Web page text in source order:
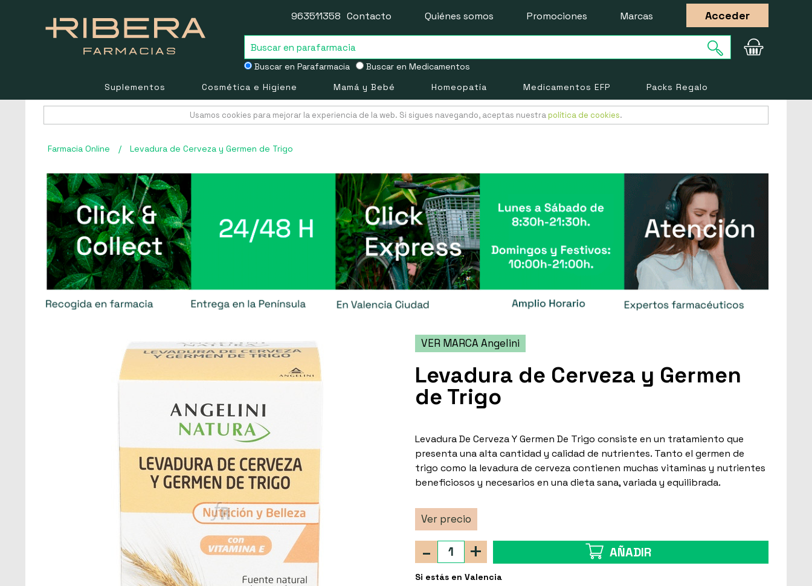
Buscar en Parafarmacia Buscar en Medicamentos
963511358 Contacto Quiénes somos Promociones Marcas Acceder
Suplementos Cosmética e Higiene Mamá y Bebé Homeopatía Medicamentos EFP Packs Regalo
Usamos cookies para mejorar la experiencia de la web. Si sigues navegando, aceptas nuestra política de cookies.
Farmacia Online / Levadura de Cerveza y Germen de Trigo
VER MARCA Angelini
Levadura de Cerveza y Germen
de Trigo
Levadura De Cerveza Y Germen De Trigo consiste en un tratamiento que
presenta una alta cantidad y calidad de nutrientes. Tanto el germen de
trigo como la levadura de cerveza contienen muchas vitaminas y nutrientes
beneficiosos y necesarios en una dieta sana, variada y equilibrada.
Ver precio
+
- AÑADIR
Si estás en Valencia